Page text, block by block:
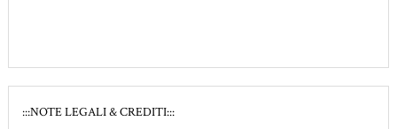
:::NOTE LEGALI & CREDITI:::